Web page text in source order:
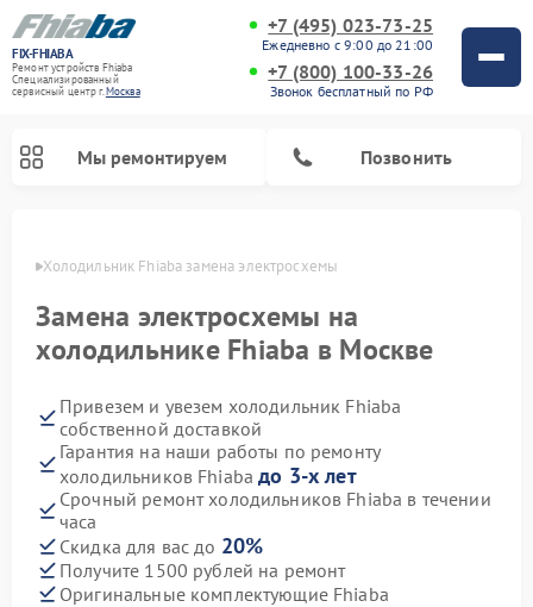
FIX-FHIABA
Ремонт устройств Fhiaba
Специализированный
cервисный центр г.Москва
+7 (495) 023-73-25
Ежедневно с 9:00 до 21:00
+7 (800) 100-33-26
Звонок бесплатный по РФ
Мы ремонтируем Позвонить
Холодильник Fhiaba замена электросхемы
Замена электросхемы на
холодильнике Fhiaba в Москве
Привезем и увезем холодильник Fhiaba
собственной доставкой
Гарантия на наши работы по ремонту
холодильников Fhiabaдо 3-х лет
Срочный ремонт холодильников Fhiaba в течении
часа
Скидка для вас до 20%
Получите 1500 рублей на ремонт
Оригинальные комплектующие Fhiaba